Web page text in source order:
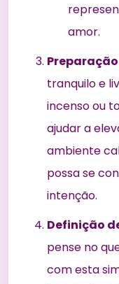
amor.
tranquilo e
incenso ou
ajudar a
ambiente
possa se
intenção.
Definição
pense no
com esta